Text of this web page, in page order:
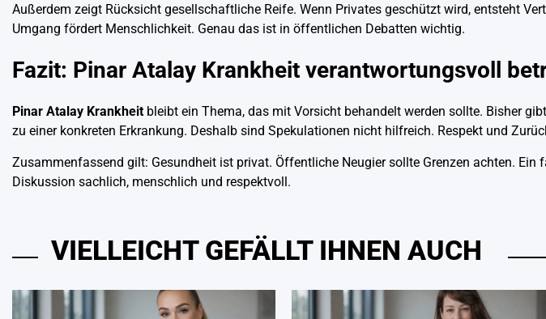
Außerdem zeigt Rücksicht gesellschaftliche Reife. Wenn Privates geschützt wird, entsteht
Umgang fördert Menschlichkeit. Genau das ist in öffentlichen Debatten wichtig.
Fazit: Pinar Atalay Krankheit verantwortungsvoll
Pinar Atalay Krankheit bleibt ein Thema, das mit Vorsicht behandelt werden sollte. Bisher
zu einer konkreten Erkrankung. Deshalb sind Spekulationen nicht hilfreich. Respekt und
Zusammenfassend gilt: Gesundheit ist privat. Öffentliche Neugier sollte Grenzen achten.
Diskussion sachlich, menschlich und respektvoll.
VIELLEICHT GEFÄLLT IHNEN AUCH